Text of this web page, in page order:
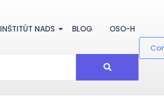
INŠTITÚT NADS BLOG
OSO-H